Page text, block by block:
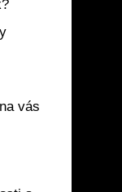
vás